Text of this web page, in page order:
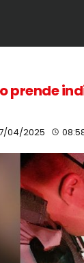
prende
04/2025